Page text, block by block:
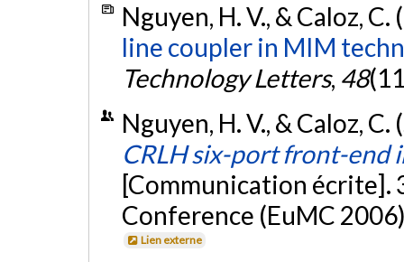
Nguyen, H. V., & Caloz,
line coupler in MIM
Technology Letters, 48
Nguyen, H. V., & Caloz,
CRLH six-port front-end
[Communication écrite].
Conference (EuMC
Lien externe